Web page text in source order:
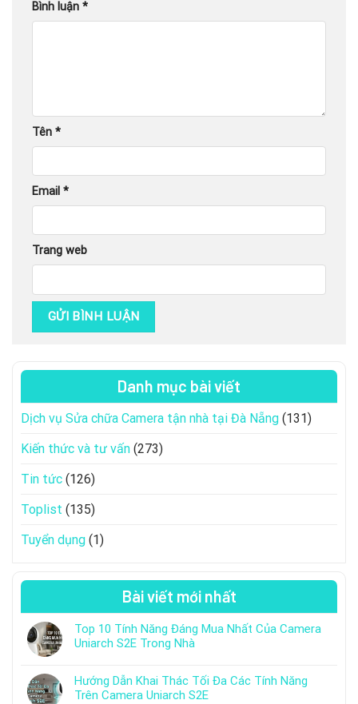
Bình luận *
Tên *
Email *
Trang web
Danh mục bài viết
Dịch vụ Sửa chữa Camera tận nhà tại Đà Nẵng (131)
Kiến thức và tư vấn (273)
Tin tức (126)
Toplist (135)
Tuyển dụng (1)
Bài viết mới nhất
Top 10 Tính Năng Đáng Mua Nhất Của Camera
Uniarch S2E Trong Nhà
Hướng Dẫn Khai Thác Tối Đa Các Tính Năng
Trên Camera Uniarch S2E